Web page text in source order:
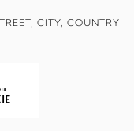
CITY, COUNTRY